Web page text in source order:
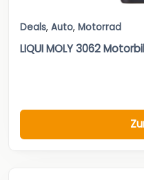
Deals, Auto, Motorrad
LIQUI MOLY 3062